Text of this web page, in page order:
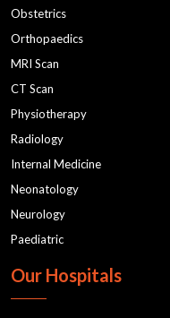
Obstetrics
Orthopaedics
MRI Scan
CT Scan
Physiotherapy
Radiology
Internal Medicine
Neonatology
Neurology
Paediatric
Our Hospitals